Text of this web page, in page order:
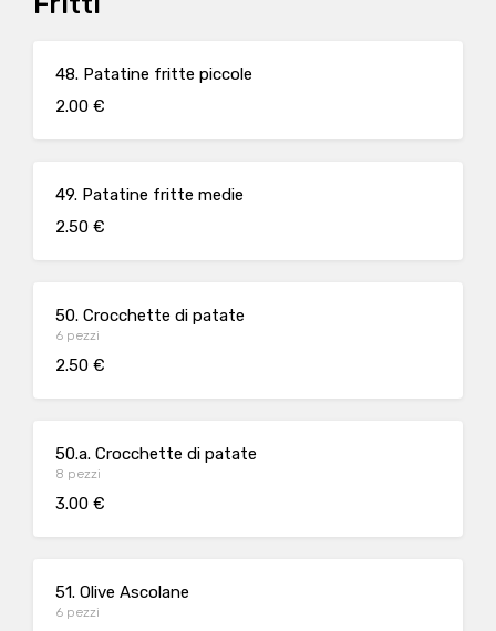
48. Patatine fritte piccole
2.00 €
49. Patatine fritte medie
2.50 €
50. Crocchette di patate
6 pezzi
2.50 €
50.a. Crocchette di patate
8 pezzi
3.00 €
51. Olive Ascolane
6 pezzi